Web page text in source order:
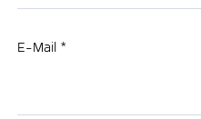
E-Mail *